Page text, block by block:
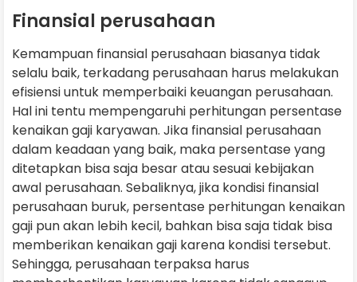
Finansial perusahaan
Kemampuan finansial perusahaan biasanya tidak
selalu baik, terkadang perusahaan harus melakukan
efisiensi untuk memperbaiki keuangan perusahaan.
Hal ini tentu mempengaruhi perhitungan persentase
kenaikan gaji karyawan. Jika finansial perusahaan
dalam keadaan yang baik, maka persentase yang
ditetapkan bisa saja besar atau sesuai kebijakan
awal perusahaan. Sebaliknya, jika kondisi finansial
perusahaan buruk, persentase perhitungan kenaikan
gaji pun akan lebih kecil, bahkan bisa saja tidak bisa
memberikan kenaikan gaji karena kondisi tersebut.
Sehingga, perusahaan terpaksa harus